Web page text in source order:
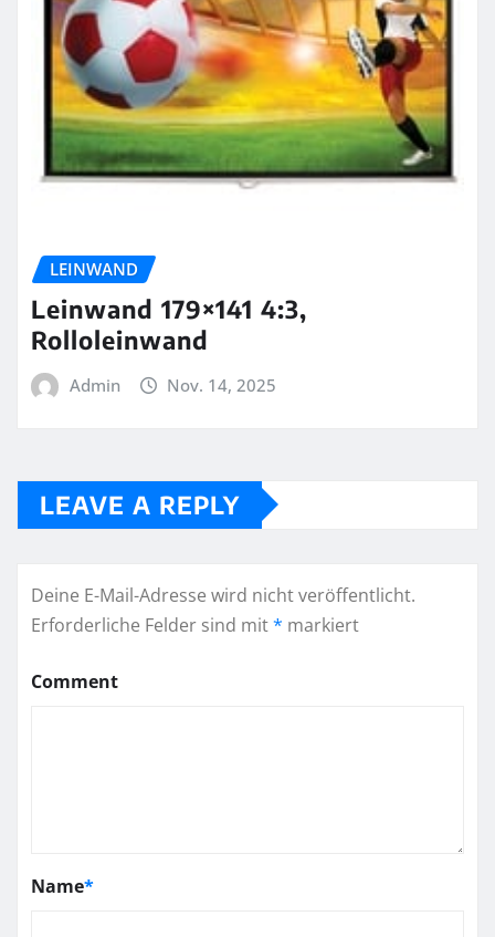
LEINWAND
Leinwand 179×141 4:3,
Rolloleinwand
Admin Nov. 14, 2025
LEAVE A REPLY
Deine E-Mail-Adresse wird nicht veröffentlicht.
Erforderliche Felder sind mit* markiert
Comment
Name*